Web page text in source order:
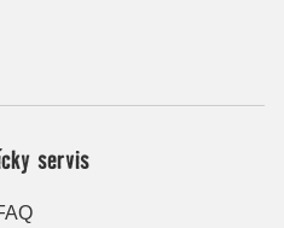
servis